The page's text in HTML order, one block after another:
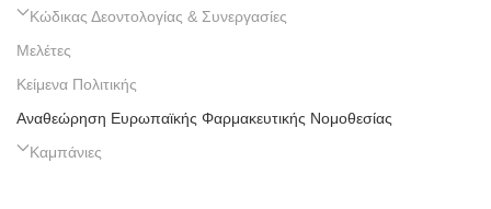
Κώδικας Δεοντολογίας & Συνεργασίες
Μελέτες
Κείμενα Πολιτικής
Αναθεώρηση Ευρωπαϊκής Φαρμακευτικής Νομοθεσίας
Καμπάνιες